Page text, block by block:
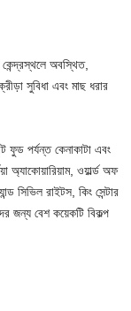
কেন্দ্রস্থলে অবস্থিত,
সুবিধা এবং মাছ ধরার
ফুড পর্যন্ত কেনাকাটা এবং
অ্যাকোয়ারিয়াম, ওয়ার্ল্ড অফ
সিভিল রাইটস, কিং সেন্টার
জন্য বেশ কয়েকটি বিকল্প